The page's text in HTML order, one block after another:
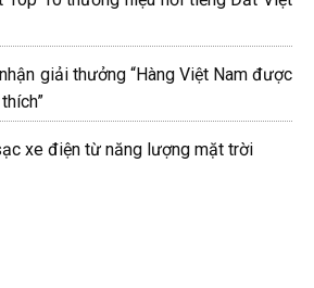
giải thưởng “Hàng Việt Nam được
xe điện từ năng lượng mặt trời